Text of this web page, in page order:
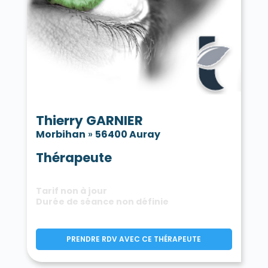
La Trinité-Porhoët 56490
La Trinité-sur-Mer 56470
La Trinité-Surzur 56190
Val d'Oust 56460
Val d'Oust 56800
Vannes 56000
La Vraie-Croix 56250
Thierry GARNIER
Morbihan » 56400 Auray
Thérapeute
Tarif non à jour
Durée de séance non définie
PRENDRE RDV AVEC CE THÉRAPEUTE